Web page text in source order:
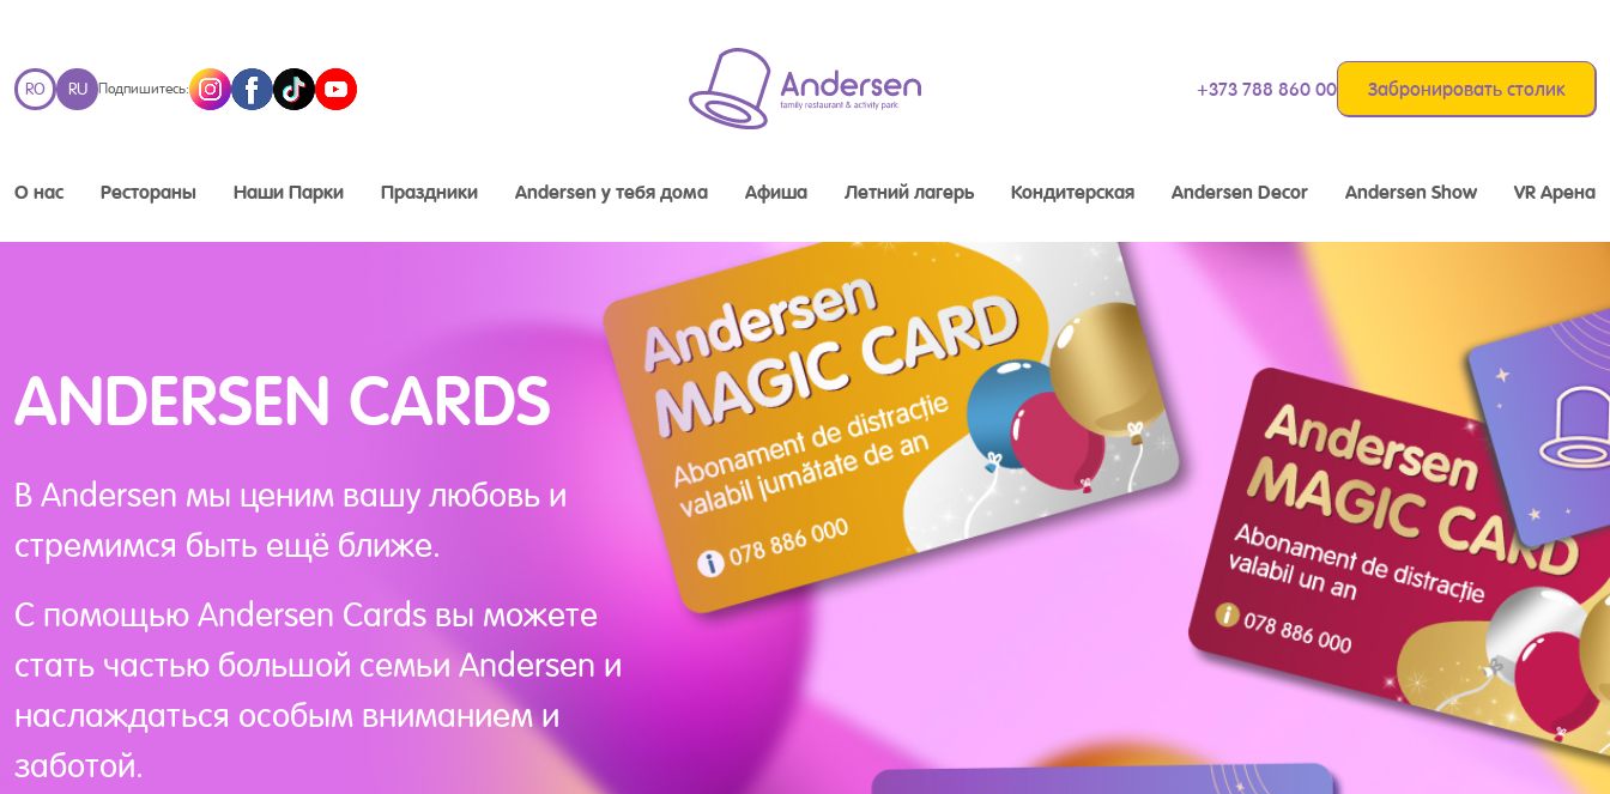
RO RU Подпишитесь: +373 788 860 00 Забронировать столик
О нас Рестораны Наши Парки Праздники Andersen у тебя дома Афиша Летний лагерь Кондитерская Andersen Decor Andersen Show VR Арена
ANDERSEN CARDS
В Andersen мы ценим вашу любовь и
стремимся быть ещё ближе.
С помощью Andersen Cards вы можете
стать частью большой семьи Andersen и
наслаждаться особым вниманием и
заботой.